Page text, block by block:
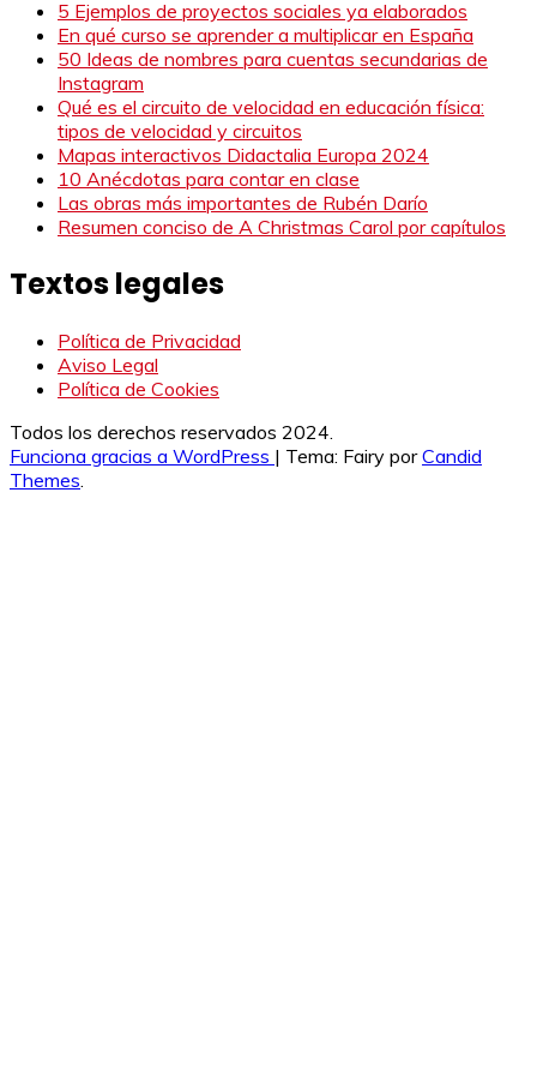
5 Ejemplos de proyectos sociales ya elaborados
En qué curso se aprender a multiplicar en España
50 Ideas de nombres para cuentas secundarias de
Instagram
Qué es el circuito de velocidad en educación física:
tipos de velocidad y circuitos
Mapas interactivos Didactalia Europa 2024
10 Anécdotas para contar en clase
Las obras más importantes de Rubén Darío
Resumen conciso de A Christmas Carol por capítulos
Textos legales
Política de Privacidad
Aviso Legal
Política de Cookies
Todos los derechos reservados 2024.
Funciona gracias a WordPress | Tema: Fairy porCandid
Themes